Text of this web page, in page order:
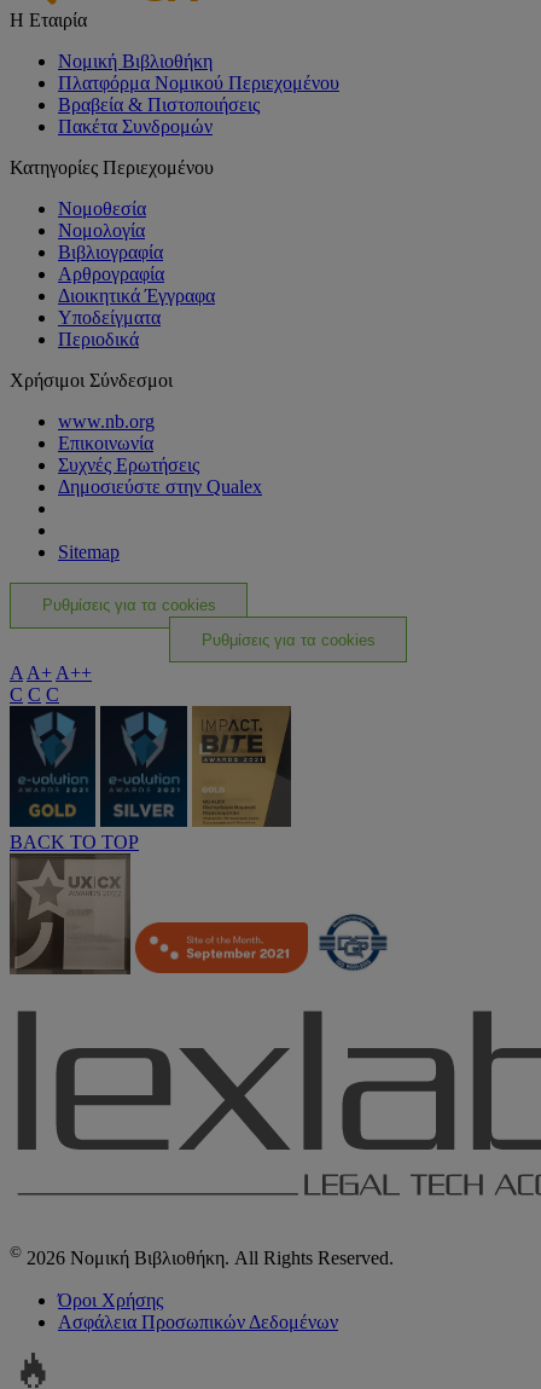
Η Εταιρία
Νομική Βιβλιοθήκη
Πλατφόρμα Νομικού Περιεχομένου
Βραβεία & Πιστοποιήσεις
Πακέτα Συνδρομών
Κατηγορίες Περιεχομένου
Νομοθεσία
Νομολογία
Βιβλιογραφία
Αρθρογραφία
Διοικητικά Έγγραφα
Υποδείγματα
Περιοδικά
Χρήσιμοι Σύνδεσμοι
www.nb.org
Επικοινωνία
Συχνές Ερωτήσεις
Δημοσιεύστε στην Qualex
Sitemap
Ρυθμίσεις για τα cookies
Ρυθμίσεις για τα cookies
A A+ A++
C C C
BACK TO TOP
© 2026 Νομική Βιβλιοθήκη. All Rights Reserved.
Όροι Χρήσης
Ασφάλεια Προσωπικών Δεδομένων